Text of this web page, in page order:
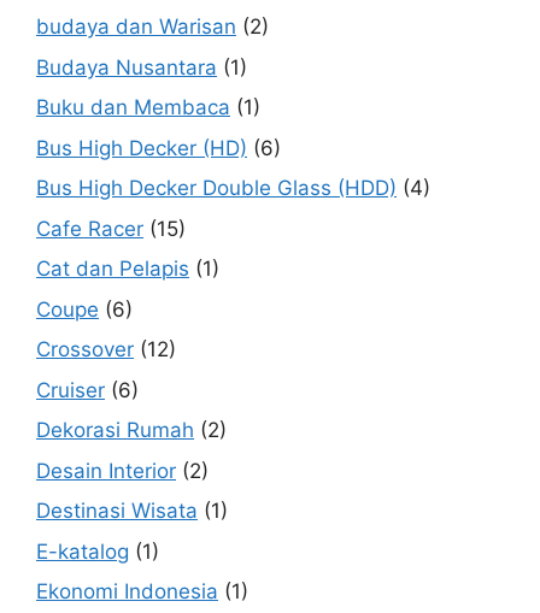
budaya dan Warisan (2)
Budaya Nusantara (1)
Buku dan Membaca (1)
Bus High Decker (HD) (6)
Bus High Decker Double Glass (HDD) (4)
Cafe Racer (15)
Cat dan Pelapis (1)
Coupe (6)
Crossover (12)
Cruiser (6)
Dekorasi Rumah (2)
Desain Interior (2)
Destinasi Wisata (1)
E-katalog (1)
Ekonomi Indonesia (1)